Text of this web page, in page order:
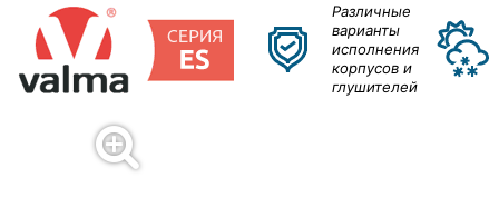
Различные
варианты
исполнения
корпусов и
глушителей